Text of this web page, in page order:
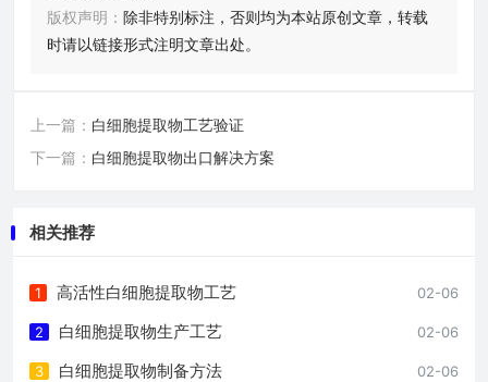
版权声明： 除非特别标注，否则均为本站原创文章，转载
时请以链接形式注明文章出处。
上一篇： 白细胞提取物工艺验证
下一篇： 白细胞提取物出口解决方案
相关推荐
02-06
1 高活性白细胞提取物工艺
02-06
2 白细胞提取物生产工艺
02-06
3 白细胞提取物制备方法